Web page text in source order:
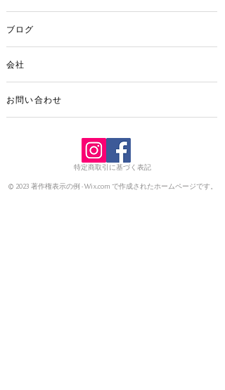
ブログ
会社
お問い合わせ
特定商取引に基づく表記
© 2023 著作権表示の例 -Wix.com で作成されたホームページです。